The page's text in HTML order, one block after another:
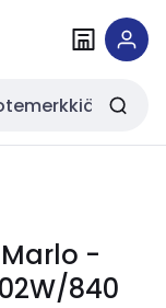
Marlo -
840